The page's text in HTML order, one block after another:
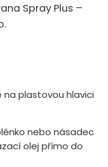
Spray Plus –
plastovou hlavici
nebo násadec
olej přímo do